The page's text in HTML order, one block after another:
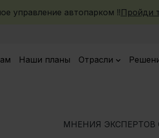
управление автопарком ‼️Пройди
Наши планы Oтрасли
МНЕНИЯ ЭКСПЕРТОВ